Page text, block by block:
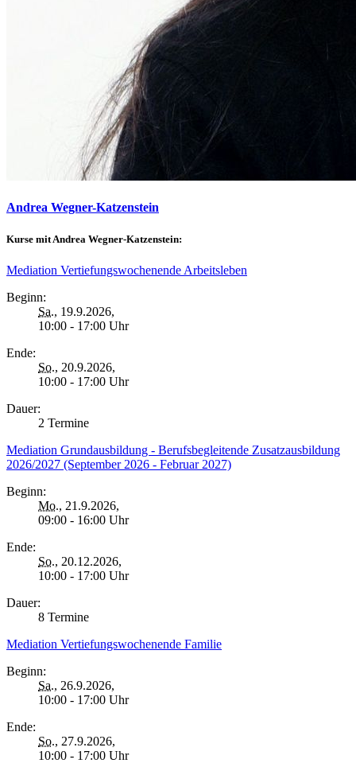
Andrea Wegner-Katzenstein
Kurse mit Andrea Wegner-Katzenstein:
Mediation Vertiefungswochenende Arbeitsleben
Beginn:
Sa., 19.9.2026,
10:00 - 17:00 Uhr
Ende:
So., 20.9.2026,
10:00 - 17:00 Uhr
Dauer:
2 Termine
Mediation Grundausbildung - Berufsbegleitende Zusatzausbildung
2026/2027 (September 2026 - Februar 2027)
Beginn:
Mo., 21.9.2026,
09:00 - 16:00 Uhr
Ende:
So., 20.12.2026,
10:00 - 17:00 Uhr
Dauer:
8 Termine
Mediation Vertiefungswochenende Familie
Beginn:
Sa., 26.9.2026,
10:00 - 17:00 Uhr
Ende:
So., 27.9.2026,
10:00 - 17:00 Uhr